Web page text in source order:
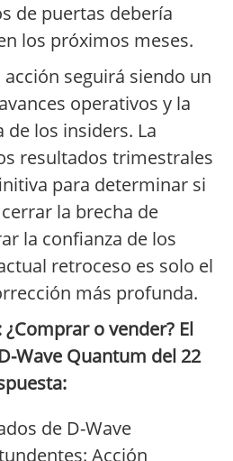
de puertas debería
los próximos meses.
seguirá siendo un
operativos y la
los insiders. La
resultados trimestrales
para determinar si
la brecha de
la confianza de los
retroceso es solo el
más profunda.
o vender? El
Wave Quantum del 22
de D-Wave
Acción